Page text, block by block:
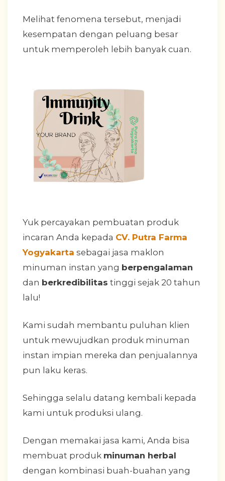
Melihat fenomena tersebut, menjadi
kesempatan dengan peluang besar
untuk memperoleh lebih banyak cuan.
Yuk percayakan pembuatan produk
incaran Anda kepada CV. Putra Farma
Yogyakarta sebagai jasa maklon
minuman instan yang berpengalaman
dan berkredibilitas tinggi sejak 20 tahun
lalu!
Kami sudah membantu puluhan klien
untuk mewujudkan produk minuman
instan impian mereka dan penjualannya
pun laku keras.
Sehingga selalu datang kembali kepada
kami untuk produksi ulang.
Dengan memakai jasa kami, Anda bisa
membuat produk minuman herbal
dengan kombinasi buah-buahan yang